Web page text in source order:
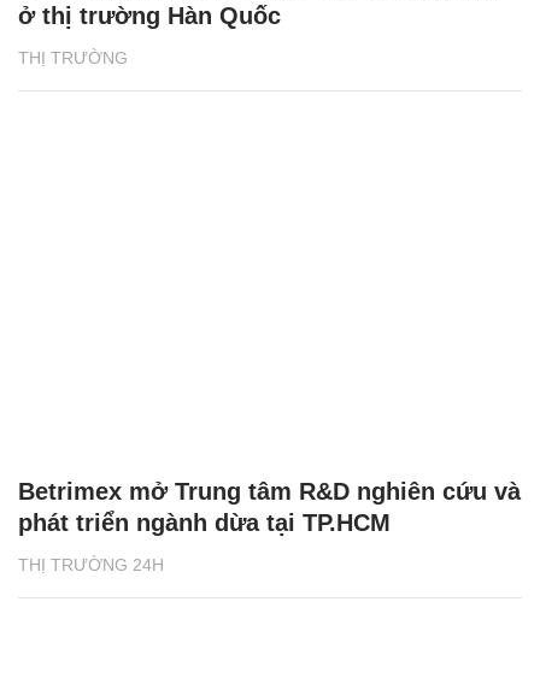
THỊ TRƯỜNG
ở thị trường Hàn Quốc
THỊ TRƯỜNG 24H
Betrimex mở Trung tâm R&D nghiên cứu và
phát triển ngành dừa tại TP.HCM